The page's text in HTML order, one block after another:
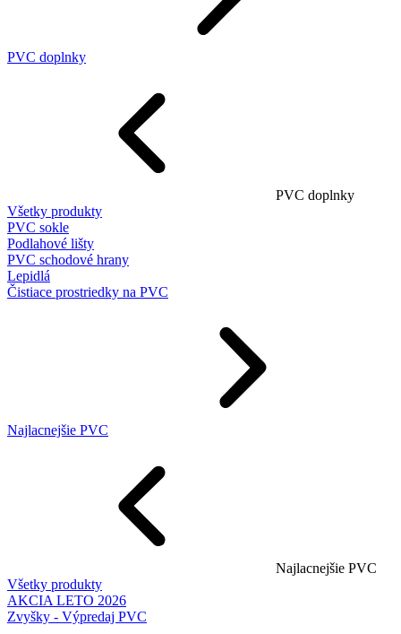
PVC doplnky
PVC doplnky
Všetky produkty
PVC sokle
Podlahové lišty
PVC schodové hrany
Lepidlá
Čistiace prostriedky na PVC
Najlacnejšie PVC
Najlacnejšie PVC
Všetky produkty
AKCIA LETO 2026
Zvyšky - Výpredaj PVC